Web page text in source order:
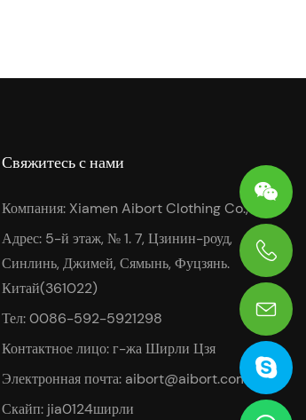
Свяжитесь с нами
Компания: Xiamen Aibort Clothing Co., Ltd.
Адрес: 5-й этаж, № 1. 7, Цзинин-роуд,
Синлинь, Джимей, Сямынь, Фуцзянь.
Китай(361022)
Тел: 0086-592-5921298
Контактное лицо: г-жа Ширли Цзя
Электронная почта: aibort@aibort.com
Скайп: jia0124ширли